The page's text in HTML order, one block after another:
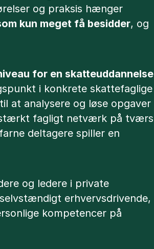
og praksis hænger
kun meget få besidder, og
for en skatteuddannelse
i konkrete skattefaglige
at analysere og løse opgaver
stærkt fagligt netværk på tværs
deltagere spiller en
og ledere i private
erhvervsdrivende,
kompetencer på